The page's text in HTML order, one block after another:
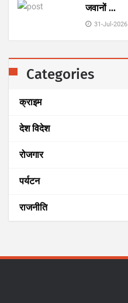
जवानों...
31-Jul-2026
Categories
क्राइम
देश विदेश
रोजगार
पर्यटन
राजनीति